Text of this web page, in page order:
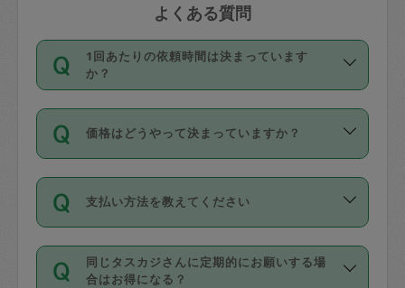
よくある質問
1回あたりの依頼時間は決まっています
か？
依頼1回につき3時間固定です。3時間を
超えて依頼したい場合は、延長機能をご
利用ください。機能をご利用いただくに
の上事前申請することが必要です。な
お、3時間を下回っても、値引き等はござ
いません。
価格はどうやって決まっていますか？
11種類の価格帯の中からタスカジさん自
身が価格を選んで設定しています。
タスカジさんの価格設定には最初は制限
があり、レビュー件数、レビューの平均
値、などで除々に設定可能な最高額が上
支払い方法を教えてください
お支払方法はクレジットカード（Visa／
Master／JCB／AMERICAN EXPRESS／
同じタスカジさんに定期的にお願いする場
合はお得になる？